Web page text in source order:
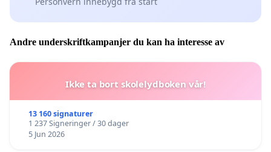
Andre underskriftkampanjer du kan ha interesse av
Ikke ta bort skolelydboken vår!
13 160 signaturer
1 237 Signeringer / 30 dager
5 Jun 2026